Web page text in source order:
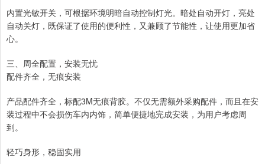
内置光敏开关，可根据环境明暗自动控制灯光。暗处自动开灯，亮处
自动关灯，既保证了使用的便利性，又兼顾了节能性，让使用更加省
心。
三、周全配置，安装无忧
配件齐全，无痕安装
产品配件齐全，标配3M无痕背胶。不仅无需额外采购配件，而且在安
装过程中不会损伤车内内饰，简单便捷地完成安装，为用户考虑周
到。
轻巧身形，稳固实用